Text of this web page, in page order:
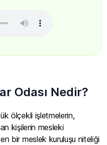
Odası Nedir?
ölçekli işletmelerin,
kişilerin mesleki
bir meslek kuruluşu niteliği